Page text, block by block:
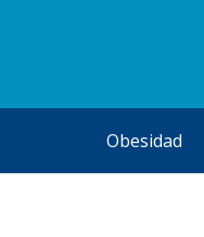
Obesidad